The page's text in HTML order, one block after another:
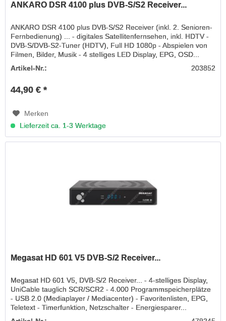
ANKARO DSR 4100 plus DVB-S/S2 Receiver...
ANKARO DSR 4100 plus DVB-S/S2 Receiver (inkl. 2. Senioren-
Fernbedienung) ... - digitales Satellitenfernsehen, inkl. HDTV -
DVB-S/DVB-S2-Tuner (HDTV), Full HD 1080p - Abspielen von
Filmen, Bilder, Musik - 4 stelliges LED Display, EPG, OSD...
Artikel-Nr.:
203852
44,90 € *
Merken
Lieferzeit ca. 1-3 Werktage
Megasat HD 601 V5 DVB-S/2 Receiver...
Megasat HD 601 V5, DVB-S/2 Receiver... - 4-stelliges Display,
UniCable tauglich SCR/SCR2 - 4.000 Programmspeicherplätze
- USB 2.0 (Mediaplayer / Mediacenter) - Favoritenlisten, EPG,
Teletext - Timerfunktion, Netzschalter - Energiesparer...